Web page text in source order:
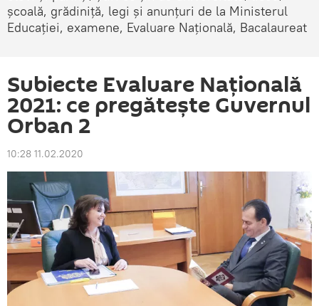
școală, grădiniță, legi și anunțuri de la Ministerul
Educației, examene, Evaluare Națională, Bacalaureat
Subiecte Evaluare Națională
2021: ce pregătește Guvernul
Orban 2
10:28 11.02.2020